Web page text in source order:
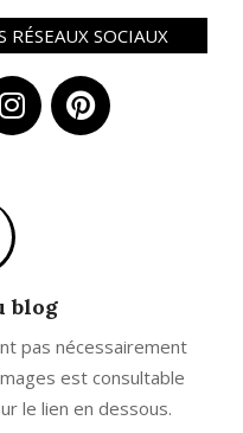
RÉSEAUX SOCIAUX
blog
pas nécessairement
est consultable
le lien en dessous.